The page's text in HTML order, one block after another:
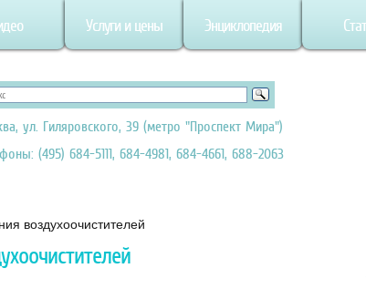
Услуги и цены Энциклопедия
ул. Гиляровского, 39 (метро "Проспект Мира")
(495) 684-5111, 684-4981, 684-4661, 688-2063
воздухоочистителей